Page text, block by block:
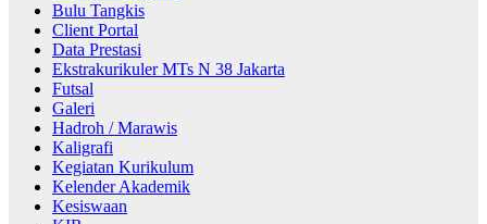
Bulu Tangkis
Client Portal
Data Prestasi
Ekstrakurikuler MTs N 38 Jakarta
Futsal
Galeri
Hadroh / Marawis
Kaligrafi
Kegiatan Kurikulum
Kelender Akademik
Kesiswaan